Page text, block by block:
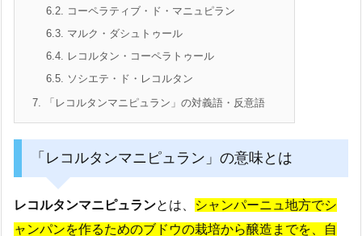
6.2. コーペラティブ・ド・マニュピラン
6.3. マルク・ダシュトゥール
6.4. レコルタン・コーペラトゥール
6.5. ソシエテ・ド・レコルタン
7. 「レコルタンマニピュラン」の対義語・反意語
「レコルタンマニピュラン」の意味とは
レコルタンマニピュランとは、
シャンパーニュ地方でシ
ャンパンを作るためのブドウの栽培から醸造までを、自